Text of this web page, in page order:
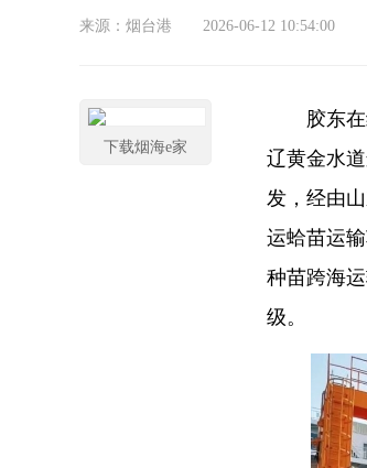
来源：烟台港 2026-06-12 10:54:00
胶东在线
辽黄金水
发，经由
运蛤苗运
种苗跨海
级。
下载烟海e家